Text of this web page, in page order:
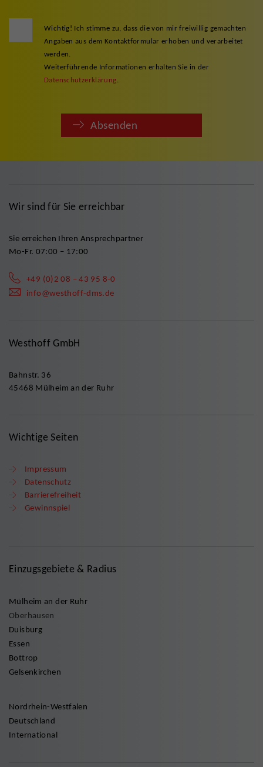
Wichtig! Ich stimme zu, dass die von mir freiwillig gemachten
Angaben aus dem Kontaktformular erhoben und verarbeitet
werden.
Weiterführende Informationen erhalten Sie in der
Datenschutzerklärung.
Absenden
Wir sind für Sie erreichbar
Sie erreichen Ihren Ansprechpartner
Mo-Fr. 07:00 – 17:00
+49 (0)2 08 – 43 95 8-0
info@westhoff-dms.de
Westhoff GmbH
Bahnstr. 36
45468 Mülheim an der Ruhr
Wichtige Seiten
Impressum
Datenschutz
Barrierefreiheit
Gewinnspiel
Einzugsgebiete & Radius
Mülheim an der Ruhr
Oberhausen
Duisburg
Essen
Bottrop
Gelsenkirchen
Nordrhein-Westfalen
Deutschland
International